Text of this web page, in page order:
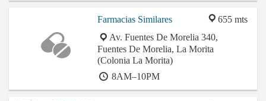
655 mts
Farmacias Similares
Av. Fuentes De Morelia 340,
Fuentes De Morelia, La Morita
(Colonia La Morita)
8AM–10PM